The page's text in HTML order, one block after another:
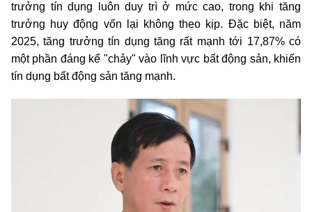
trưởng tín dụng luôn duy trì ở mức cao, trong khi tăng
trưởng huy động vốn lại không theo kịp. Đặc biệt, năm
2025, tăng trưởng tín dụng tăng rất mạnh tới 17,87% có
một phần đáng kể "chảy" vào lĩnh vực bất động sản, khiến
tín dụng bất động sản tăng mạnh.